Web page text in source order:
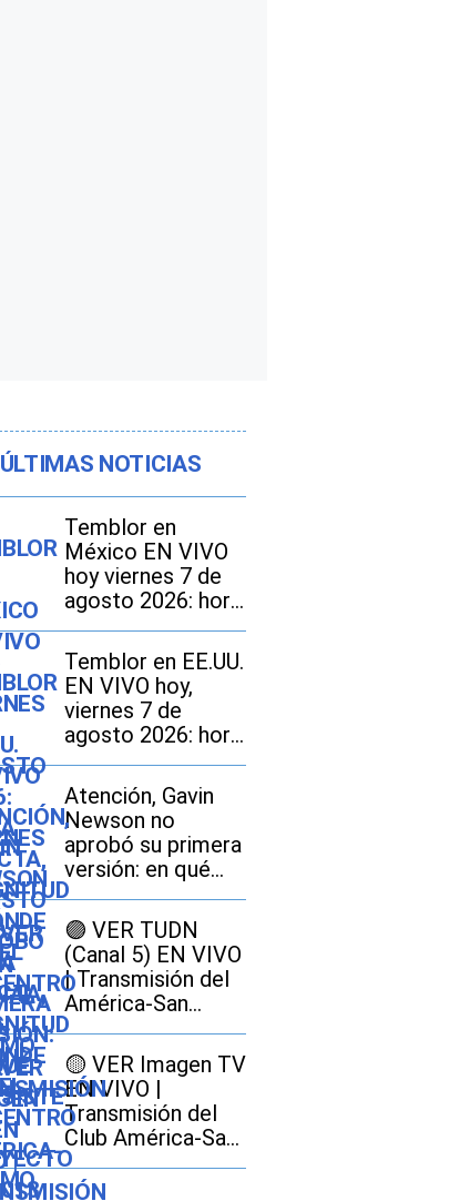
ÚLTIMAS NOTICIAS
Temblor en
México EN VIVO
hoy viernes 7 de
agosto 2026: hora
exacta, magnitud y
dónde fue el
epicentro del
último
Temblor en EE.UU.
EN VIVO hoy,
viernes 7 de
agosto 2026: hora
exacta, magnitud y
dónde fue el
epicentro del
último sismo
Atención, Gavin
Newson no
aprobó su primera
versión: en qué
consiste el
proyecto SB 1013
en California y
cómo afectaría a
los conductores
🟣 VER TUDN
(Canal 5) EN VIVO
| Transmisión del
América-San
Diego GRATIS por
señal abierta
🟡 VER Imagen TV
EN VIVO |
Transmisión del
Club América-San
Diego FC GRATIS
por señal abierta